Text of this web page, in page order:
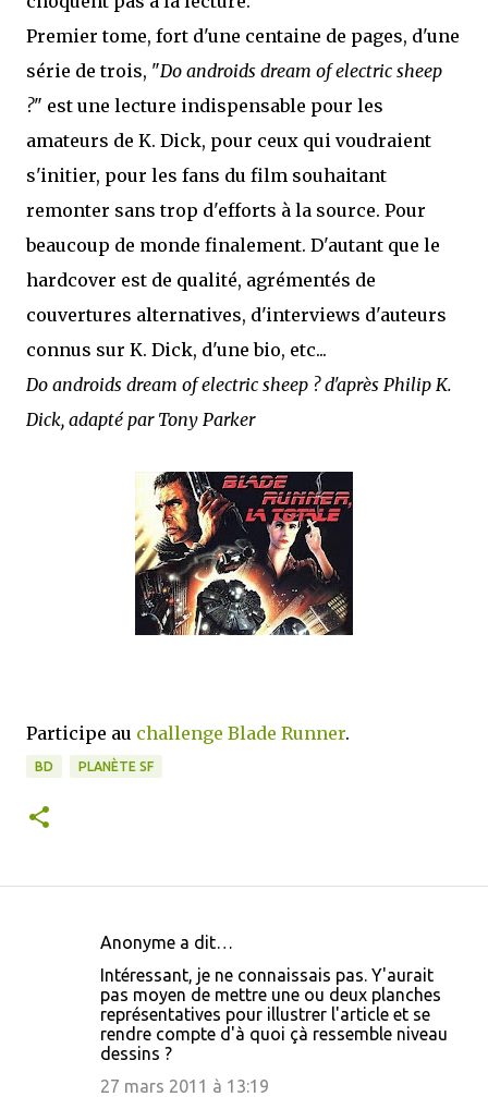
Premier tome, fort d'une centaine de pages, d'une
série de trois, "Do androids dream of electric sheep
?" est une lecture indispensable pour les
amateurs de K. Dick, pour ceux qui voudraient
s'initier, pour les fans du film souhaitant
remonter sans trop d'efforts à la source. Pour
beaucoup de monde finalement. D'autant que le
hardcover est de qualité, agrémentés de
couvertures alternatives, d'interviews d'auteurs
connus sur K. Dick, d'une bio, etc...
Do androids dream of electric sheep ? d'après Philip K.
Dick, adapté par Tony Parker
Participe au challenge Blade Runner.
BD PLANÈTE SF
Anonyme a dit…
Intéressant, je ne connaissais pas. Y'aurait
pas moyen de mettre une ou deux planches
représentatives pour illustrer l'article et se
rendre compte d'à quoi çà ressemble niveau
dessins ?
27 mars 2011 à 13:19